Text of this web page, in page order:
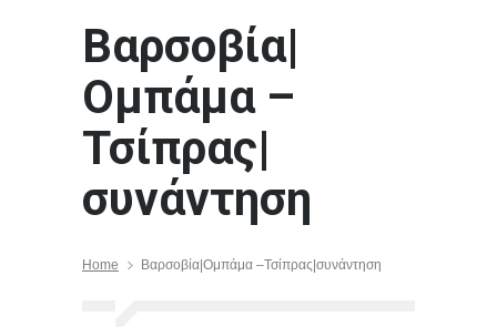
Βαρσοβία|
Ομπάμα –
Τσίπρας|
συνάντηση
Home Βαρσοβία|Ομπάμα –Τσίπρας|συνάντηση